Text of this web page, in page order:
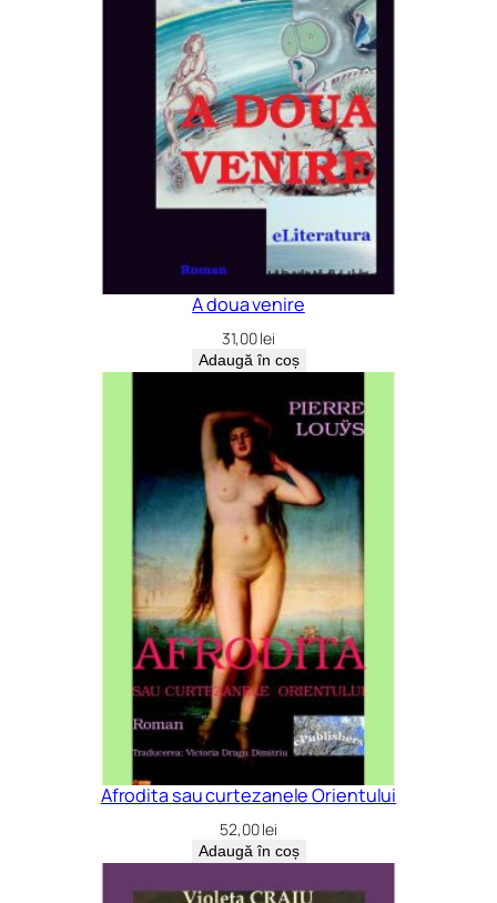
A doua venire
31,00lei
Adaugă în coș
Afrodita sau curtezanele Orientului
52,00lei
Adaugă în coș